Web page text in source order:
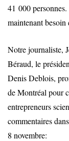
41 000
maintenant besoin
Notre journaliste,
Béraud, le
Denis Deblois,
de Montréal pour
entrepreneurs
commentaires
8 novembre: